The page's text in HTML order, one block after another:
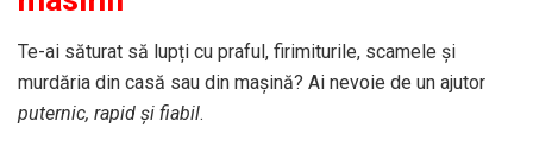
Te-ai săturat să lupți cu praful, firimiturile, scamele și
murdăria din casă sau din mașină? Ai nevoie de un ajutor
puternic, rapid și fiabil.